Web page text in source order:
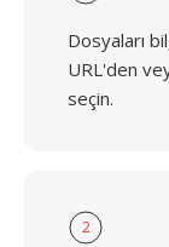
Dosyaları
URL'den
seçin.
2